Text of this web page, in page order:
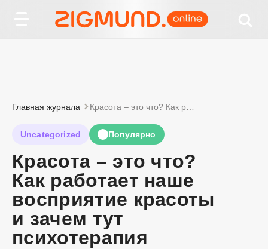
Главная журнала
Uncategorized Популярно
Красота – это что?
Как работает наше
восприятие красоты
и зачем тут
психотерапия